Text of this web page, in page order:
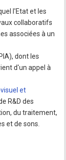
l'Etat et les
collaboratifs
associées à un
dont les
d'un appel à
et
R&D des
du traitement,
et de sons.